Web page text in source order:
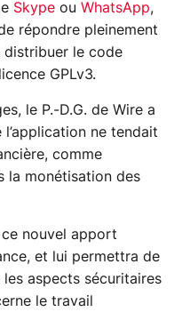
Skype ou WhatsApp,
répondre pleinement
distribuer le code
GPLv3.
le P.-D.G. de Wire a
ne tendait
comme
la monétisation des
ce nouvel apport
et lui permettra de
aspects sécuritaires
le travail